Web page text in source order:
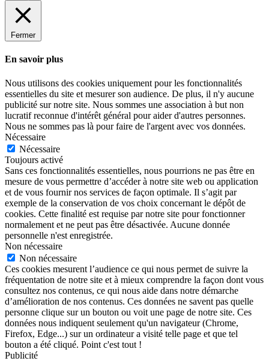
Fermer
En savoir plus
Nous utilisons des cookies uniquement pour les fonctionnalités
essentielles du site et mesurer son audience. De plus, il n'y aucune
publicité sur notre site. Nous sommes une association à but non
lucratif reconnue d'intérêt général pour aider d'autres personnes.
Nous ne sommes pas là pour faire de l'argent avec vos données.
Nécessaire
Nécessaire
Toujours activé
Sans ces fonctionnalités essentielles, nous pourrions ne pas être en
mesure de vous permettre d’accéder à notre site web ou application
et de vous fournir nos services de façon optimale. Il s’agit par
exemple de la conservation de vos choix concernant le dépôt de
cookies. Cette finalité est requise par notre site pour fonctionner
normalement et ne peut pas être désactivée. Aucune donnée
personnelle n'est enregistrée.
Non nécessaire
Non nécessaire
Ces cookies mesurent l’audience ce qui nous permet de suivre la
fréquentation de notre site et à mieux comprendre la façon dont vous
consultez nos contenus, ce qui nous aide dans notre démarche
d’amélioration de nos contenus. Ces données ne savent pas quelle
personne clique sur un bouton ou voit une page de notre site. Ces
données nous indiquent seulement qu'un navigateur (Chrome,
Firefox, Edge...) sur un ordinateur a visité telle page et que tel
bouton a été cliqué. Point c'est tout !
Publicité